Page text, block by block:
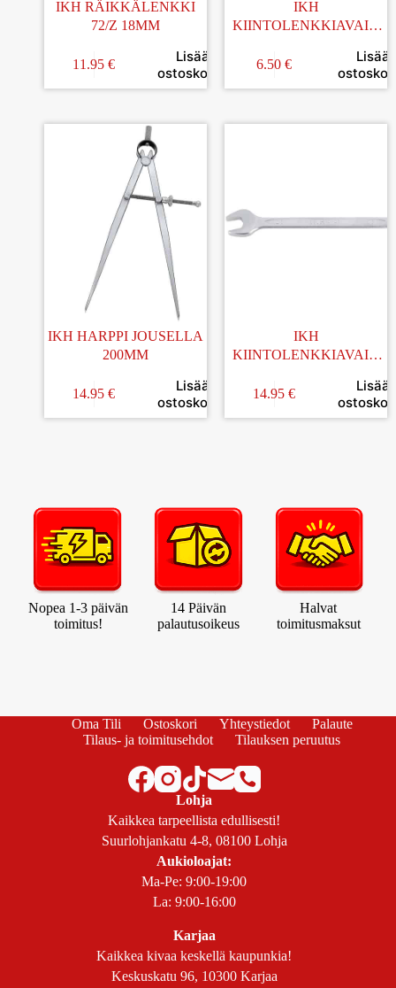
IKH RÄIKKÄLENKKI
72/Z 18MM
11.95 €
Lisää
ostoskoriin
IKH
KIINTOLENKKIAVAIN
6.50 €
Lisää
IKH HARPPI JOUSELLA
200MM
14.95 €
Lisää
ostoskoriin
IKH
KIINTOLENKKIAVAIN
14.95 €
Lisää
Nopea 1-3 päivän
toimitus!
14 Päivän
palautusoikeus
Halvat
toimitusmaksut
Oma Tili Ostoskori Yhteystiedot
Palaute
Tilaus- ja toimitusehdot
Tilauksen peruutus
Lohja
Kaikkea tarpeellista edullisesti!
Suurlohjankatu 4-8, 08100 Lohja
Aukioloajat:
Ma-Pe: 9:00-19:00
La: 9:00-16:00
Karjaa
Kaikkea kivaa keskellä kaupunkia!
Keskuskatu 96, 10300 Karjaa